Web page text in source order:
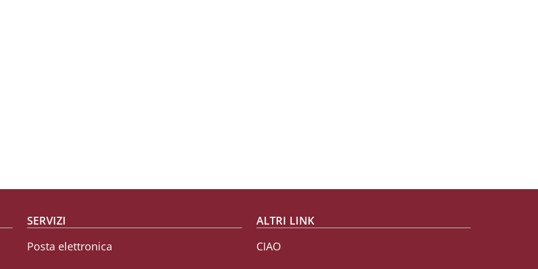
SERVIZI
Posta elettronica
ALTRI LINK
CIAO